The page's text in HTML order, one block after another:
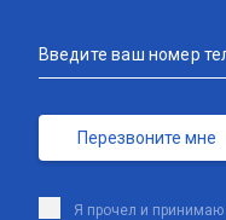
Введите ваш номер
Перезвоните мне
Я прочел и принимаю